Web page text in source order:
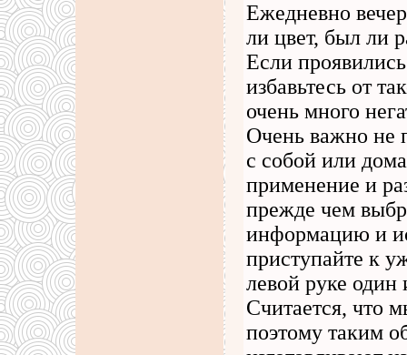
Ежедневно
ли цвет, был ли
Если
избавьтесь от
очень много
Очень важно не
с собой или
применение и
прежде чем
информацию и
приступайте к
левой руке
Считается, что
поэтому таким